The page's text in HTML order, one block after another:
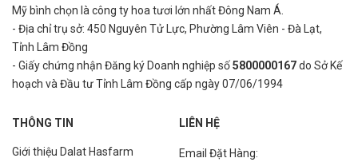
Mỹ bình chọn là công ty hoa tươi lớn nhất Đông Nam Á.
- Địa chỉ trụ sở: 450 Nguyên Tử Lực, Phường Lâm Viên - Đà Lạt,
Tỉnh Lâm Đồng
- Giấy chứng nhận Đăng ký Doanh nghiệp số5800000167do Sở Kế
hoạch và Đầu tư Tỉnh Lâm Đồng cấp ngày 07/06/1994
THÔNG TIN
Giới thiệu Dalat Hasfarm
LIÊN HỆ
Email Đặt Hàng: